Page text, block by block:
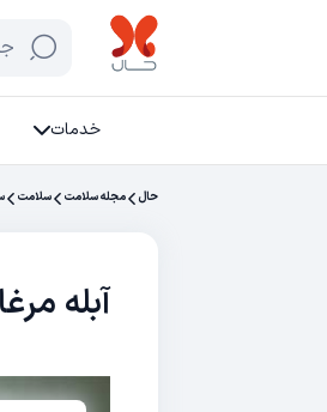
خدمات
حال مجله سلامت سلامت
آبله